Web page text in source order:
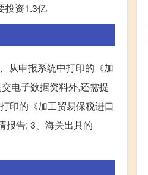
投资1.3亿
从申报系统中打印的《加
电子数据资料外,还需提
印的《加工贸易保税进口
报告; 3、海关出具的